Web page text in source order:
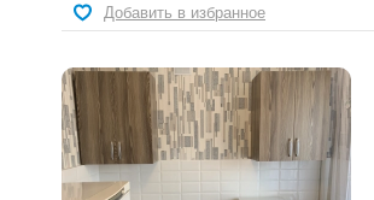
Добавить в избранное